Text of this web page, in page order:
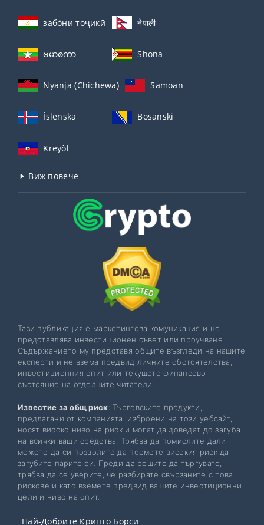
забо́ни тоҷикӣ́ नेपाली
ဗမာစကာ Shona
Nyanja (Chichewa) Samoan
Íslenska Bosanski
Kreyòl
Виж повече
Тази публикация е маркетингова комуникация и не
представлява инвестиционен съвет или проучване.
Съдържанието му представя общите възгледи на нашите
експерти и не взема предвид личните обстоятелства,
инвестиционния опит или текущото финансово
състояние на отделните читатели.
Известие за общ риск: Търговските продукти,
предлагани от компанията, изброени на този уебсайт,
носят високо ниво на риск и могат да доведат до загуба
на всички ваши средства. Трябва да помислите дали
можете да си позволите да поемете високия риск да
загубите парите си. Преди да решите да търгувате,
трябва да се уверите, че разбирате свързаните с това
рискове и като вземете предвид вашите инвестиционни
цели и ниво на опит.
Най-Добрите Крипто Борси